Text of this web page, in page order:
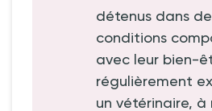
détenus dans
conditions
avec leur bien-
régulièrement
un vétérinaire, à